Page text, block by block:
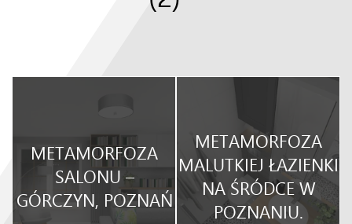
METAMORFOZA
SALONU –
GÓRCZYN, POZNAŃ
METAMORFOZA
MALUTKIEJ ŁAZIENKI
NA ŚRÓDCE W
POZNANIU.